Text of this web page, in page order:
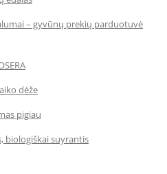
– gyvūnų prekių parduotuvė
dėže
pigiau
biologiškai suyrantis